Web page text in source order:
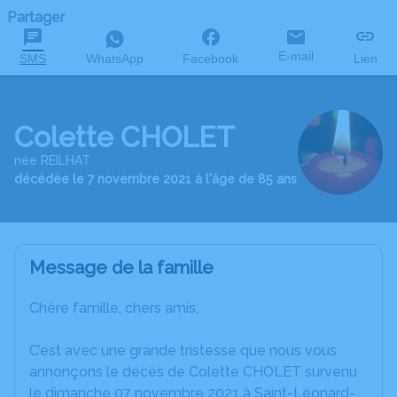
Partager
SMS WhatsApp Facebook E-mail Lien
Colette CHOLET
née REILHAT
décédée le 7 novembre 2021 à l'âge de 85 ans
Message de la famille
Chère famille, chers amis,
C’est avec une grande tristesse que nous vous
annonçons le décès de Colette CHOLET survenu
le dimanche 07 novembre 2021 à Saint-Léonard-